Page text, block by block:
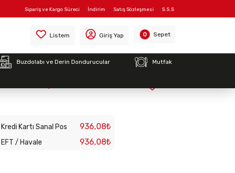
S.S.S
Satış Sözleşmesi
İndirim
Sipariş ve Kargo Süreci
Listem Giriş Yap 0 Sepet
Buzdolabı ve Derin Dondurucular Mutfak
Kredi Kartı Sanal Pos 936,08₺
EFT / Havale 936,08₺